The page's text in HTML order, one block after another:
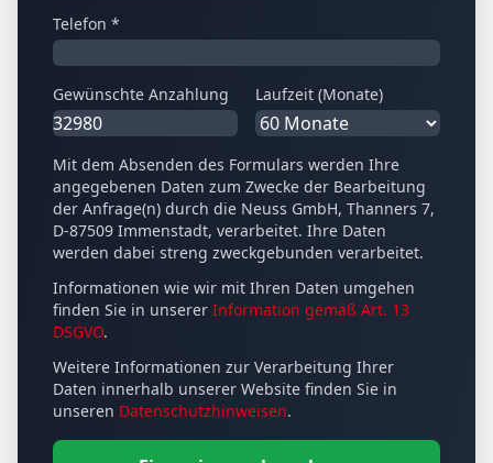
Telefon *
Gewünschte Anzahlung Laufzeit (Monate)
Mit dem Absenden des Formulars werden Ihre
angegebenen Daten zum Zwecke der Bearbeitung
der Anfrage(n) durch die Neuss GmbH, Thanners 7,
D-87509 Immenstadt, verarbeitet. Ihre Daten
werden dabei streng zweckgebunden verarbeitet.
Informationen wie wir mit Ihren Daten umgehen
finden Sie in unserer Information gemäß Art. 13
DSGVO.
Weitere Informationen zur Verarbeitung Ihrer
Daten innerhalb unserer Website finden Sie in
unseren Datenschutzhinweisen.